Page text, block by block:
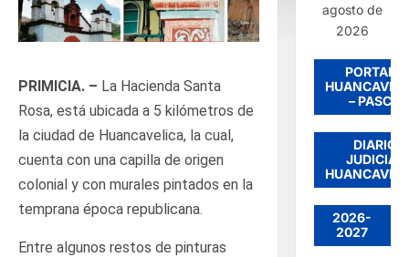
PRIMICIA. – La Hacienda Santa
Rosa, está ubicada a 5 kilómetros de
la ciudad de Huancavelica, la cual,
cuenta con una capilla de origen
colonial y con murales pintados en la
temprana época republicana.
Entre algunos restos de pinturas
agosto de
2026
PORTADA
– PASCO
DIARIO
JUDICIAL
2026-
2027